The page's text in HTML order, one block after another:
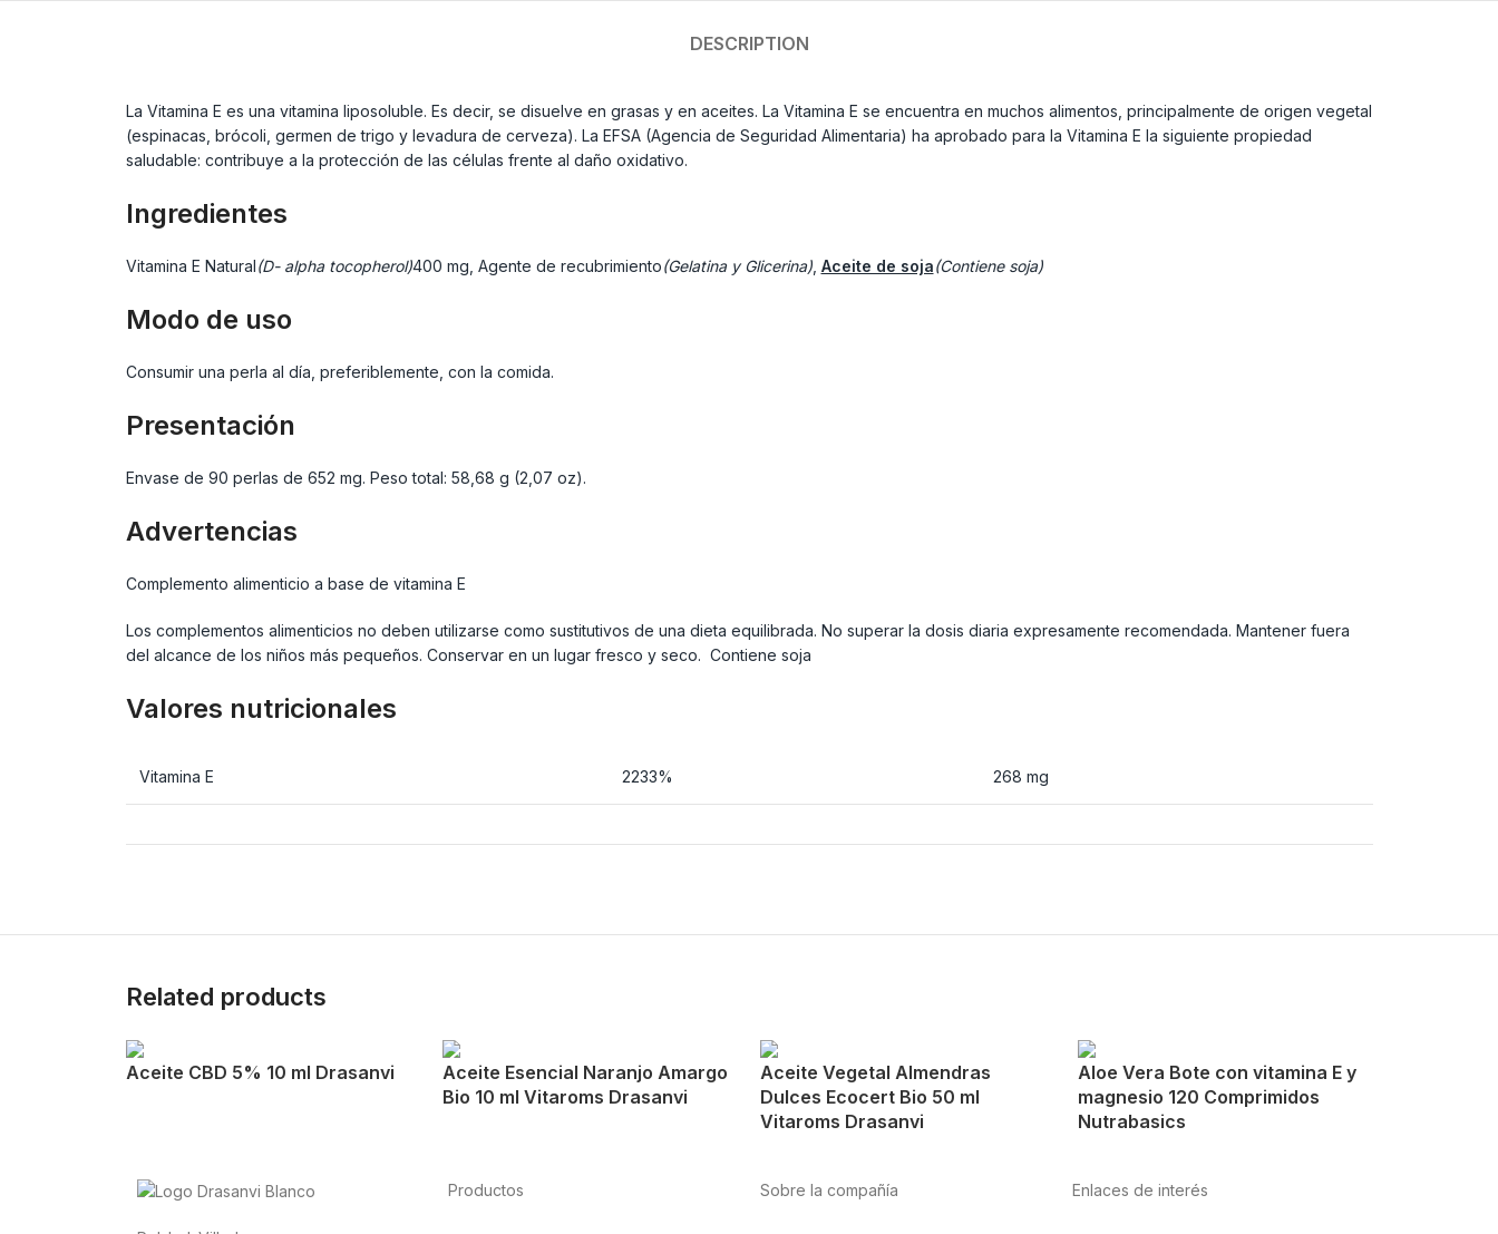
DESCRIPTION
La Vitamina E es una vitamina liposoluble. Es decir, se disuelve en grasas y en aceites. La Vitamina E se encuentra en muchos alimentos, principalmente de origen vegetal
(espinacas, brócoli, germen de trigo y levadura de cerveza). La EFSA (Agencia de Seguridad Alimentaria) ha aprobado para la Vitamina E la siguiente propiedad
saludable: contribuye a la protección de las células frente al daño oxidativo.
Ingredientes
Vitamina E Natural(D- alpha tocopherol)400 mg, Agente de recubrimiento(Gelatina y Glicerina), Aceite de soja(Contiene soja)
Modo de uso
Consumir una perla al día, preferiblemente, con la comida.
Presentación
Envase de 90 perlas de 652 mg. Peso total: 58,68 g (2,07 oz).
Advertencias
Complemento alimenticio a base de vitamina E
Los complementos alimenticios no deben utilizarse como sustitutivos de una dieta equilibrada. No superar la dosis diaria expresamente recomendada. Mantener fuera
del alcance de los niños más pequeños. Conservar en un lugar fresco y seco. Contiene soja
Valores nutricionales
Vitamina E 2233% 268 mg
Related products
Aceite CBD 5% 10 ml Drasanvi
Aceite Esencial Naranjo Amargo
Bio 10 ml Vitaroms Drasanvi
Aceite Vegetal Almendras
Dulces Ecocert Bio 50 ml
Vitaroms Drasanvi
Aloe Vera Bote con vitamina E y
magnesio 120 Comprimidos
Nutrabasics
Productos Sobre la compañía Enlaces de interés